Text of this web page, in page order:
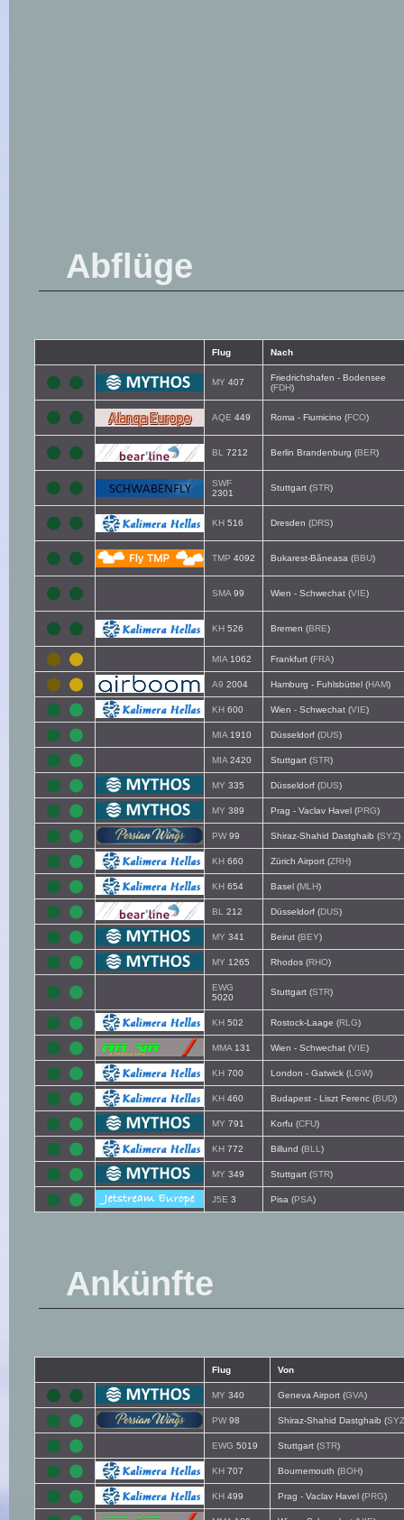
Abflüge
Flug Nach
MY 407
Friedrichshafen - Bodensee
(FDH)
AQE 449 Roma - Fiumicino (FCO)
BL 7212 Berlin Brandenburg (BER)
SWF
2301
Stuttgart (STR)
KH 516 Dresden (DRS)
TMP 4092 Bukarest-Băneasa (BBU)
SMA 99 Wien - Schwechat (VIE)
KH 526 Bremen (BRE)
MIA 1062 Frankfurt (FRA)
A9 2004 Hamburg - Fuhlsbüttel (HAM)
KH 600 Wien - Schwechat (VIE)
MIA 1910 Düsseldorf (DUS)
MIA 2420 Stuttgart (STR)
MY 335 Düsseldorf (DUS)
MY 389 Prag - Vaclav Havel (PRG)
PW99 Shiraz-Shahid Dastghaib (SYZ)
KH 660 Zürich Airport (ZRH)
KH 654 Basel (MLH)
BL 212 Düsseldorf (DUS)
MY 341 Beirut (BEY)
MY 1265 Rhodos (RHO)
EWG
5020
Stuttgart (STR)
KH 502 Rostock-Laage (RLG)
MMA 131 Wien - Schwechat (VIE)
KH 700 London - Gatwick (LGW)
KH 460 Budapest - Liszt Ferenc (BUD)
MY 791 Korfu (CFU)
KH 772 Billund (BLL )
MY 349 Stuttgart (STR)
J5E 3 Pisa (PSA)
Ankünfte
Flug Von
MY 340 Geneva Airport (GVA)
PW98 Shiraz-Shahid Dastghaib (SYZ
EWG 5019 Stuttgart (STR)
KH 707 Bournemouth (BOH)
KH 499 Prag - Vaclav Havel (PRG)